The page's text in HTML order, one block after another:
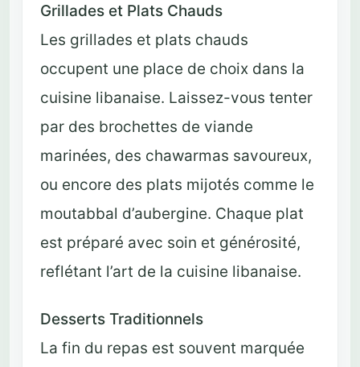
Grillades et Plats Chauds
Les grillades et plats chauds
occupent une place de choix dans la
cuisine libanaise. Laissez-vous tenter
par des brochettes de viande
marinées, des chawarmas savoureux,
ou encore des plats mijotés comme le
moutabbal d’aubergine. Chaque plat
est préparé avec soin et générosité,
reflétant l’art de la cuisine libanaise.
Desserts Traditionnels
La fin du repas est souvent marquée